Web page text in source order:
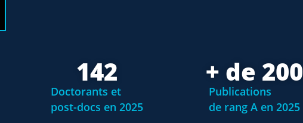
Doctorants et
post-docs en 2025
142
Publications
de rang A en 2025
+ de 200